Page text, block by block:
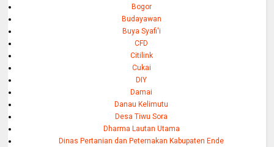
Bogor
Budayawan
Buya Syafi'i
CFD
Citilink
Cukai
DIY
Damai
Danau Kelimutu
Desa Tiwu Sora
Dharma Lautan Utama
Dinas Pertanian dan Peternakan Kabupaten Ende